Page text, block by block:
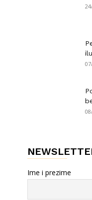
Ime i prezime